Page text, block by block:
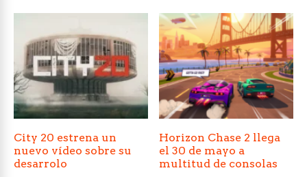
City 20 estrena un
nuevo vídeo sobre su
desarrolo
Horizon Chase 2 llega
el 30 de mayo a
multitud de consolas